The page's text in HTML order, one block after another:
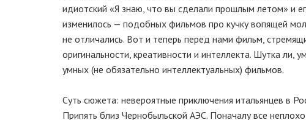
идиотский «Я знаю, что вы сделали прошлым летом» и
изменилось — подобных фильмов про кучку вопящей
не отличались. Вот и теперь перед нами фильм,
оригинальности, креативности и интеллекта. Шутка
умных (не обязательно интеллектуальных) фильмов.
Суть сюжета: невероятные приключения итальянцев в
Припять близ Чернобыльской АЭС. Поначалу все